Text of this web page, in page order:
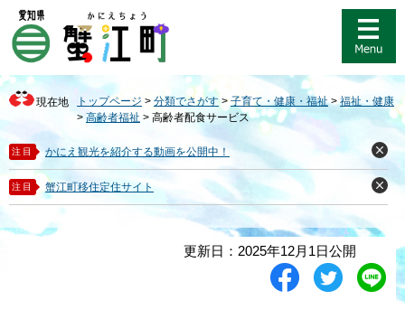
ジ
先
頭
で
す
。
ュ
を
飛
ば
し
て
本
文
現在地 トップページ > 分類でさがす >子育て・健康・福祉 > 福祉・健康
> 高齢者福祉 > 高齢者配食サービス
注目 かにえ観光を紹介する動画を公開中！
閉
じ
る
注目 蟹江町移住定住サイト
閉
じ
更新日：2025年12月1日公開
シ
ツ
L